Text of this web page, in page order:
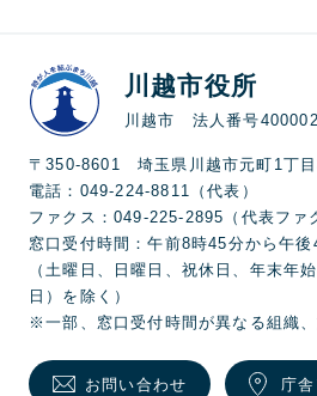
川越市役所
川越市 法人番号
〒350-8601 埼玉県川越市元町1丁
電話：049-224-8811（代表）
ファクス：049-225-2895（代表ファ
窓口受付時間：午前8時45分から午後
（土曜日、日曜日、祝休日、年末年
日）を除く）
※一部、窓口受付時間が異なる組織、
お問い合わせ 庁